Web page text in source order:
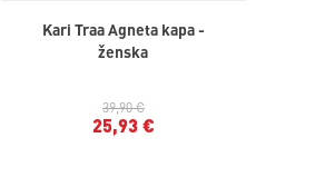
Kari Traa Agneta kapa -
ženska
39,90 €
25,93 €